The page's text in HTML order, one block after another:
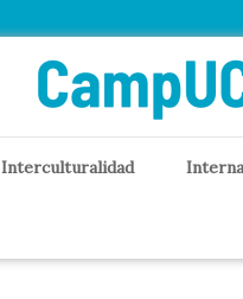
Interculturalidad